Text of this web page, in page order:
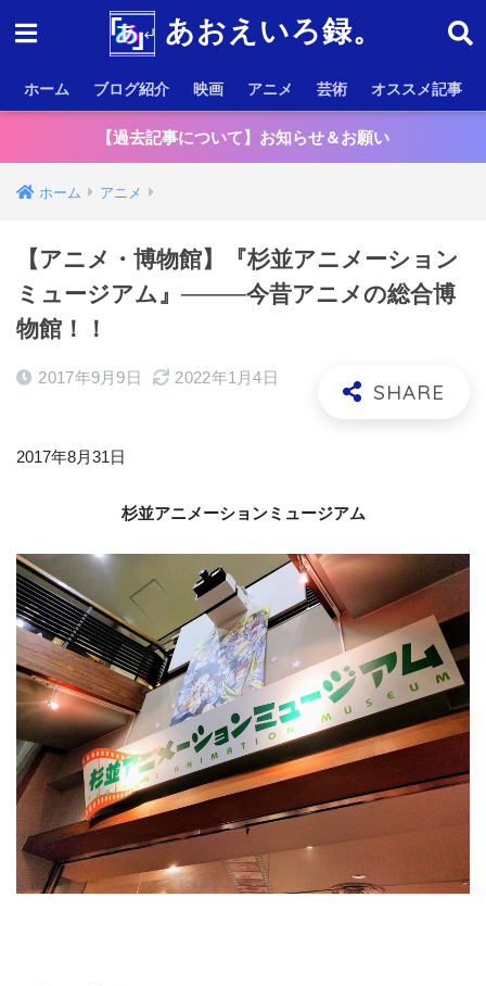
あおえいろ録。
ホーム ブログ紹介 映画 アニメ 芸術 オススメ記事
【過去記事について】お知らせ＆お願い
ホーム アニメ
【アニメ・博物館】『杉並アニメーション
ミュージアム』────今昔アニメの総合博
物館！！
2017年9月9日 2022年1月4日
2017年8月31日
杉並アニメーションミュージアム